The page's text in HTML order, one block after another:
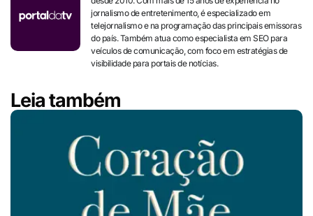
jornalismo de entretenimento, é especializado em
telejornalismo e na programação das principais emissoras
do país. Também atua como especialista em SEO para
veículos de comunicação, com foco em estratégias de
visibilidade para portais de notícias.
Leia também